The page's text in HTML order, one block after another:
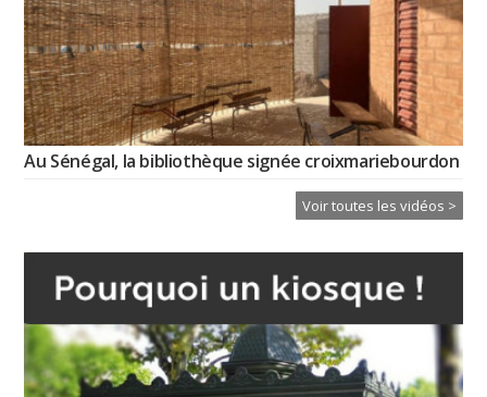
Au Sénégal, la bibliothèque signée croixmariebourdon
Voir toutes les vidéos >